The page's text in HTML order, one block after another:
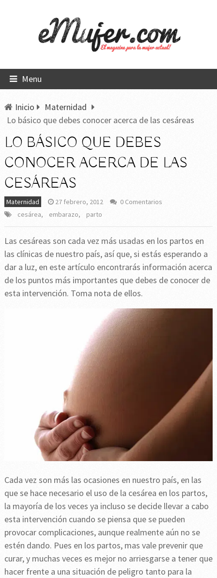
Menu
Inicio
Maternidad
Lo básico que debes conocer acerca de las cesáreas
LO BÁSICO QUE DEBES
CONOCER ACERCA DE LAS
CESÁREAS
Maternidad 27 febrero, 2012
0 Comentarios
cesárea, embarazo, parto
Las cesáreas son cada vez más usadas en los partos en
las clínicas de nuestro país, así que, si estás esperando a
dar a luz, en este artículo encontrarás información acerca
de los puntos más importantes que debes de conocer de
esta intervención. Toma nota de ellos.
Cada vez son más las ocasiones en nuestro país, en las
que se hace necesario el uso de la cesárea en los partos,
la mayoría de los veces ya incluso se decide llevar a cabo
esta intervención cuando se piensa que se pueden
provocar complicaciones, aunque realmente aún no se
estén dando. Pues en los partos, mas vale prevenir que
curar, y muchas veces es mejor no arriesgarse a tener que
hacer frente a una situación de peligro tanto para la